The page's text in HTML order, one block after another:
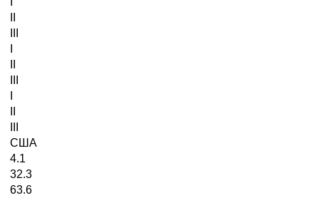
США
4.1
32.3
63.6